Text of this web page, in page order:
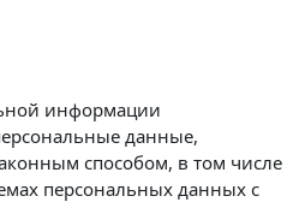
информации
данные,
способом, в том числе
персональных данных с